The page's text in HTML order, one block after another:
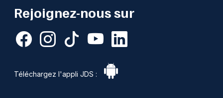
Rejoignez-nous sur
Téléchargez l'appli JDS :